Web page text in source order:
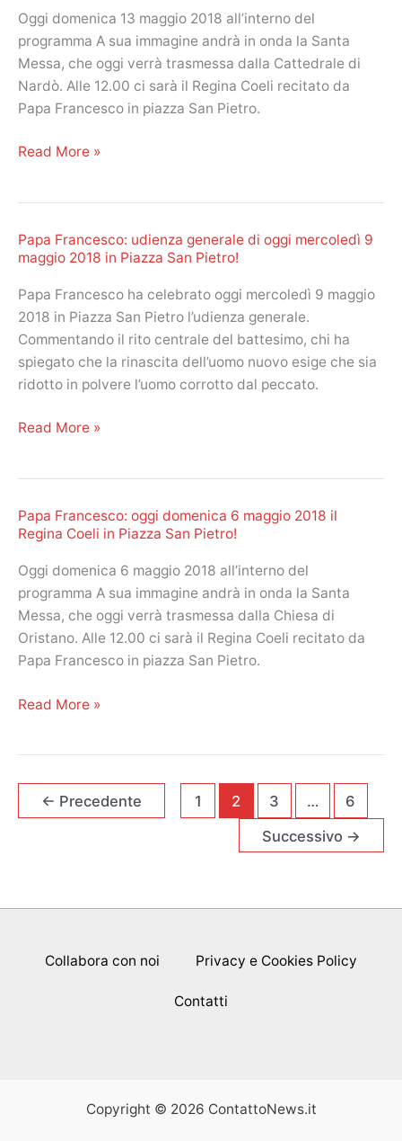
mercoledì
16
maggio
2018
in
Piazza
San
Oggi domenica 13 maggio 2018 all’interno del
programma A sua immagine andrà in onda la Santa
Messa, che oggi verrà trasmessa dalla Cattedrale di
Nardò. Alle 12.00 ci sarà il Regina Coeli recitato da
Papa Francesco in piazza San Pietro.
Papa
maggio
2018
il
Regina
Coeli.
L’Ascensione
del
Read More »
Papa Francesco: udienza generale di oggi mercoledì 9
maggio 2018 in Piazza San Pietro!
Papa Francesco ha celebrato oggi mercoledì 9 maggio
2018 in Piazza San Pietro l’udienza generale.
Commentando il rito centrale del battesimo, chi ha
spiegato che la rinascita dell’uomo nuovo esige che sia
ridotto in polvere l’uomo corrotto dal peccato.
Papa
di
oggi
mercoledì
maggio
2018
in
San
Read More »
Papa Francesco: oggi domenica 6 maggio 2018 il
Regina Coeli in Piazza San Pietro!
Oggi domenica 6 maggio 2018 all’interno del
programma A sua immagine andrà in onda la Santa
Messa, che oggi verrà trasmessa dalla Chiesa di
Oristano. Alle 12.00 ci sarà il Regina Coeli recitato da
Papa Francesco in piazza San Pietro.
Papa
maggio
Coeli
Read More »
← Precedente 1 2 3 …
6
Successivo →
Collabora con noi Privacy e Cookies Policy
Contatti
Copyright © 2026 ContattoNews.it